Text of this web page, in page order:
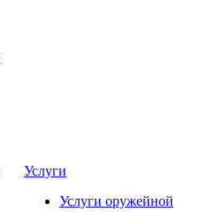
Услуги
Услуги оружейной